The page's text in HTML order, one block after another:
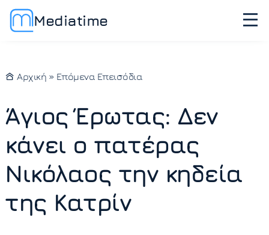
Mediatime
Αρχική » Επόμενα Επεισόδια
Άγιος Έρωτας: Δεν
κάνει ο πατέρας
Νικόλαος την κηδεία
της Κατρίν